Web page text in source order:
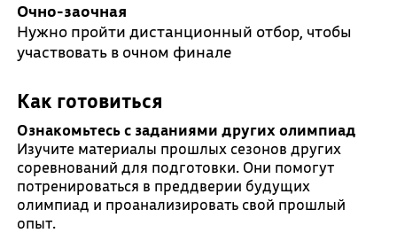
Очно-заочная
Нужно пройти дистанционный отбор, чтобы
участвовать в очном финале
Как готовиться
Ознакомьтесь с заданиями других олимпиад
Изучите материалы прошлых сезонов других
соревнований для подготовки. Они помогут
потренироваться в преддверии будущих
олимпиад и проанализировать свой прошлый
опыт.